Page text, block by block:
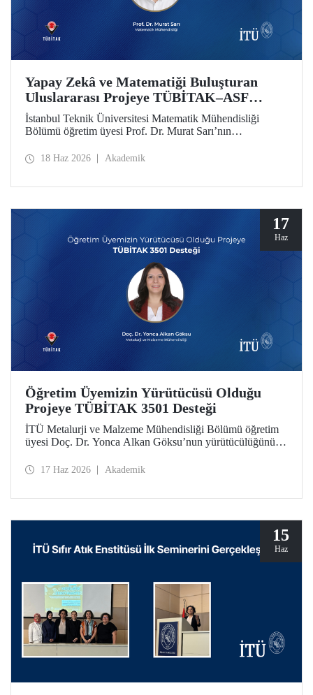
Yapay Zekâ ve Matematiği Buluşturan
Uluslararası Projeye TÜBİTAK–ASF
Desteği
İstanbul Teknik Üniversitesi Matematik Mühendisliği
Bölümü öğretim üyesi Prof. Dr. Murat Sarı’nın
matematiksel yöntemleri birleştiren uluslararası araştırma
18 Haz 2026 Akademik
17
Haz
Öğretim Üyemizin Yürütücüsü Olduğu
Projeye TÜBİTAK 3501 Desteği
İTÜ Metalurji ve Malzeme Mühendisliği Bölümü öğretim
üyesi Doç. Dr. Yonca Alkan Göksu’nun yürütücülüğünü
Geri Dönüşümü ve Geri Dönüştürülmüş PET İçeriğinin
desteklenmeye hak kazandı.
17 Haz 2026 Akademik
15
Haz